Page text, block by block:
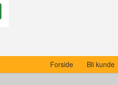
Forside Bli kunde